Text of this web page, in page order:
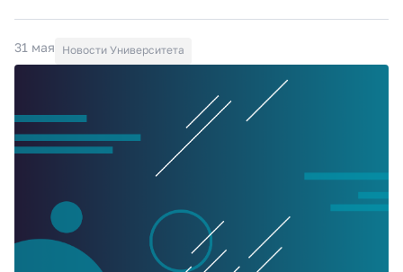
31 мая Новости Университета